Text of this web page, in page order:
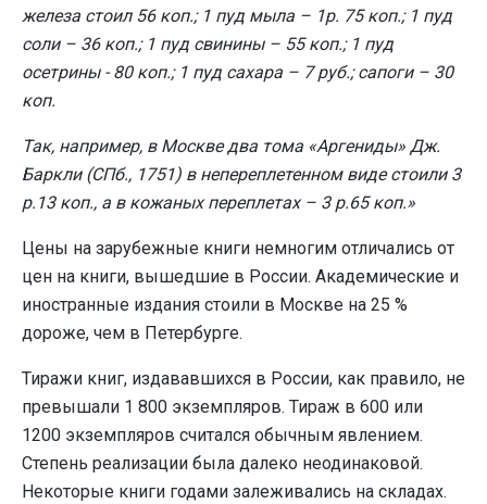
железа стоил 56 коп.; 1 пуд мыла – 1р. 75 коп.; 1 пуд
соли – 36 коп.; 1 пуд свинины – 55 коп.; 1 пуд
осетрины - 80 коп.; 1 пуд сахара – 7 руб.; сапоги – 30
коп.
Так, например, в Москве два тома «Аргениды» Дж.
Баркли (СПб., 1751) в непереплетенном виде стоили 3
р.13 коп., а в кожаных переплетах – 3 р.65 коп.»
Цены на зарубежные книги немногим отличались от
цен на книги, вышедшие в России. Академические и
иностранные издания стоили в Москве на 25 %
дороже, чем в Петербурге.
Тиражи книг, издававшихся в России, как правило, не
превышали 1 800 экземпляров. Тираж в 600 или
1200 экземпляров считался обычным явлением.
Степень реализации была далеко неодинаковой.
Некоторые книги годами залеживались на складах.